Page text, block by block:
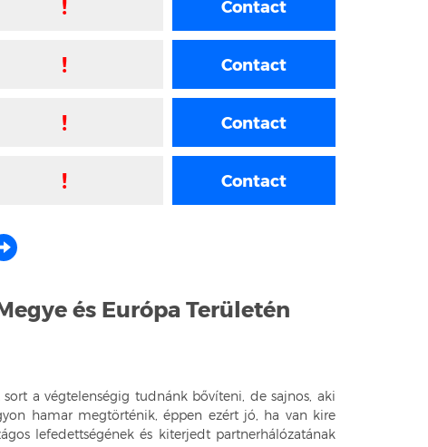
! Contact
! Contact
! Contact
! Contact
és Európa Területén
a végtelenségig tudnánk bővíteni, de sajnos, aki
hamar megtörténik, éppen ezért jó, ha van kire
lefedettségének és kiterjedt partnerhálózatának